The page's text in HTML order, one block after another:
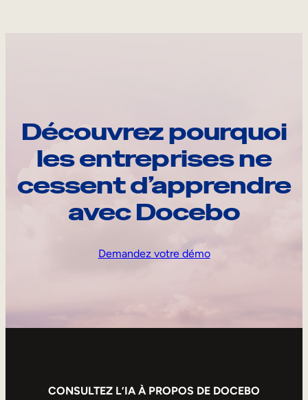
Découvrez pourquoi
les entreprises ne
cessent d’apprendre
avec Docebo
Demandez votre démo
CONSULTEZ L’IA À PROPOS DE DOCEBO